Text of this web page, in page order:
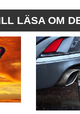
LÄSA OM